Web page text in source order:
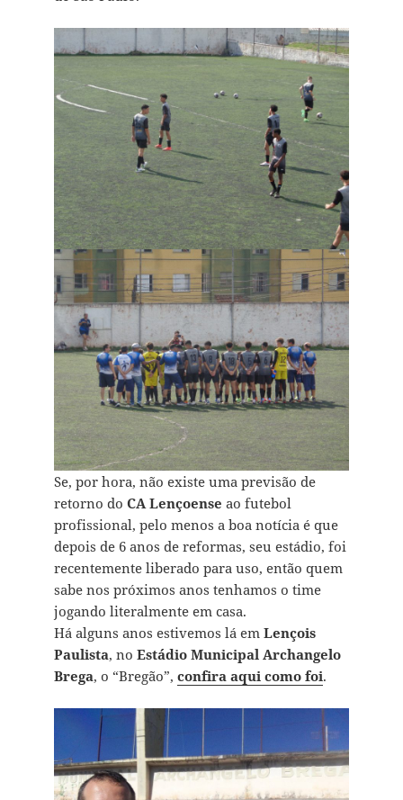
Se, por hora, não existe uma previsão de
retorno do CA Lençoense ao futebol
profissional, pelo menos a boa notícia é que
depois de 6 anos de reformas, seu estádio, foi
recentemente liberado para uso, então quem
sabe nos próximos anos tenhamos o time
jogando literalmente em casa.
Há alguns anos estivemos lá em Lençois
Paulista, no Estádio Municipal Archangelo
Brega, o “Bregão”, confira aqui como foi.